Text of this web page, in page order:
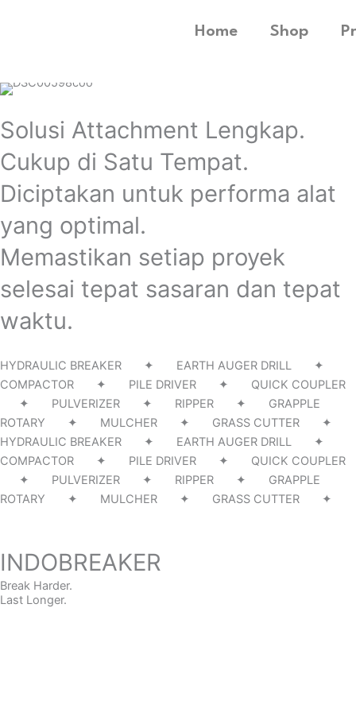
Home Shop
Solusi Attachment Lengkap.
Cukup di Satu Tempat.
Diciptakan untuk performa alat
yang optimal.
Memastikan setiap proyek
selesai tepat sasaran dan tepat
waktu.
HYDRAULIC BREAKER ✦ EARTH AUGER DRILL ✦
COMPACTOR ✦ PILE DRIVER ✦ QUICK COUPLER
✦ PULVERIZER ✦ RIPPER ✦ GRAPPLE
ROTARY ✦ MULCHER ✦ GRASS CUTTER ✦
HYDRAULIC BREAKER ✦ EARTH AUGER DRILL ✦
COMPACTOR ✦ PILE DRIVER ✦ QUICK COUPLER
✦ PULVERIZER ✦ RIPPER ✦ GRAPPLE
ROTARY ✦ MULCHER ✦ GRASS CUTTER ✦
INDOBREAKER
Break Harder.
Last Longer.